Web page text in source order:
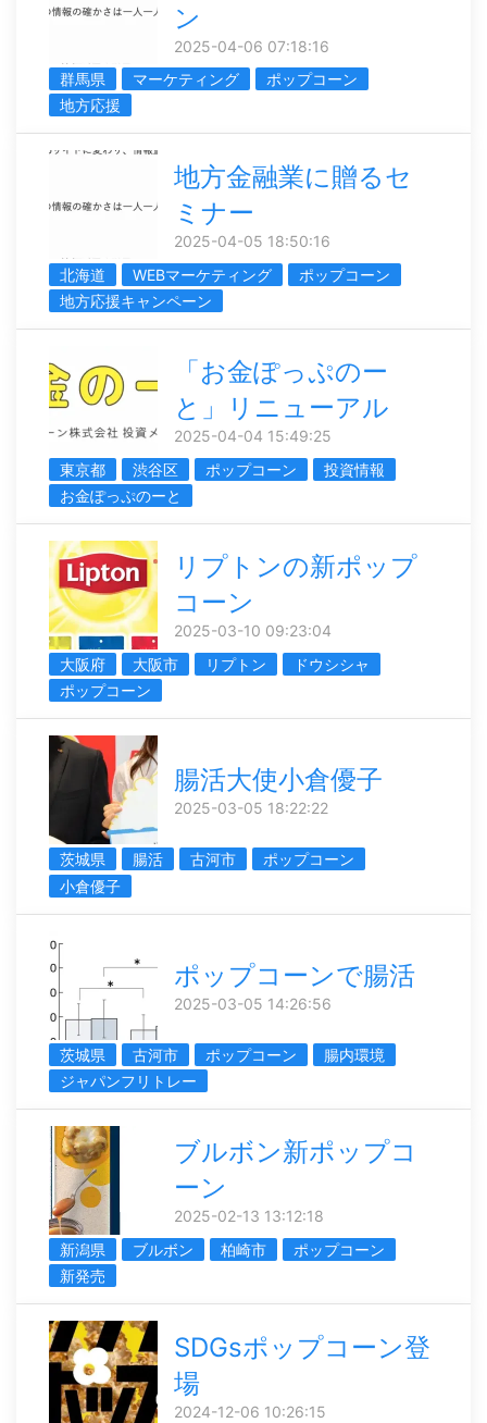
ン
2025-04-06 07:18:16
群馬県
マーケティング
ポップコーン
地方応援
地方金融業に贈るセ
ミナー
2025-04-05 18:50:16
北海道
WEBマーケティング
ポップコーン
地方応援キャンペーン
「お金ぽっぷのー
と」リニューアル
2025-04-04 15:49:25
東京都
渋谷区 ポップコーン
投資情報
お金ぽっぷのーと
リプトンの新ポップ
コーン
2025-03-10 09:23:04
大阪府
大阪市 リプトン
ドウシシャ
ポップコーン
腸活大使小倉優子
2025-03-05 18:22:22
茨城県 腸活 古河市
ポップコーン
小倉優子
ポップコーンで腸活
2025-03-05 14:26:56
茨城県 古河市 ポップコーン
腸内環境
ジャパンフリトレー
ブルボン新ポップコ
ーン
2025-02-13 13:12:18
新潟県
ブルボン 柏崎市
ポップコーン
新発売
SDGsポップコーン登
場
2024-12-06 10:26:15